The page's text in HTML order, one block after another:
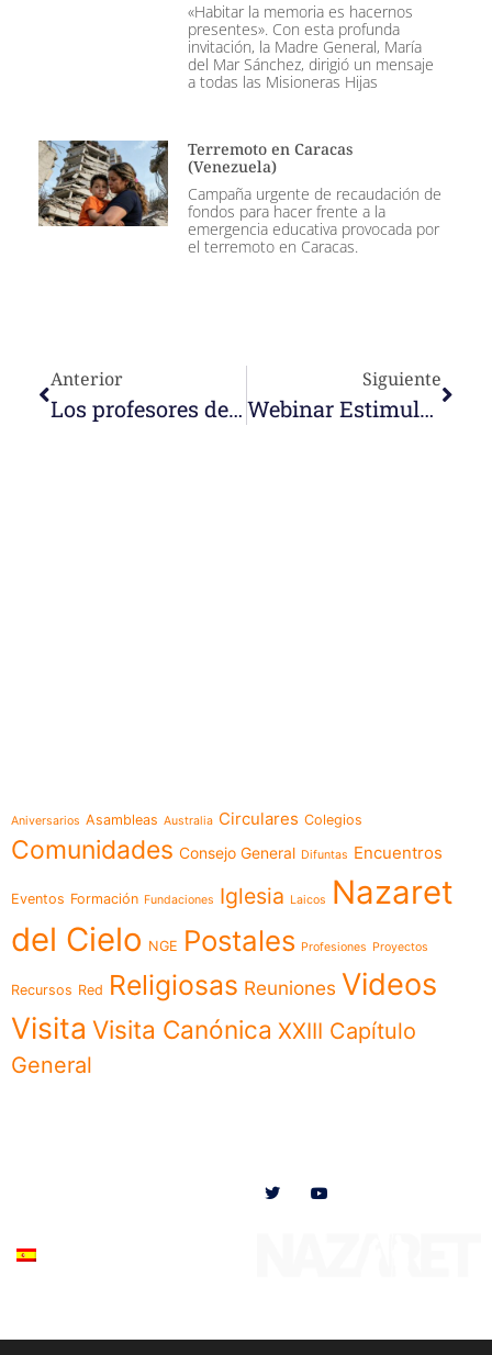
«Habitar la memoria es hacernos
presentes». Con esta profunda
invitación, la Madre General, María
del Mar Sánchez, dirigió un mensaje
a todas las Misioneras Hijas
Terremoto en Caracas
(Venezuela)
Campaña urgente de recaudación de
fondos para hacer frente a la
emergencia educativa provocada por
el terremoto en Caracas.
Anterior
Los profesores de Sant Andreu de Badalona nos animan
Siguiente
Webinar Estimulación Temprana para familias
Aniversarios Asambleas Australia Circulares Colegios
Comunidades Consejo General Difuntas Encuentros
Eventos Formación Fundaciones Iglesia Laicos
Nazaret
del Cielo NGE Postales Profesiones Proyectos
Recursos Red Religiosas Reuniones Videos
Visita Visita Canónica XXIII Capítulo
General